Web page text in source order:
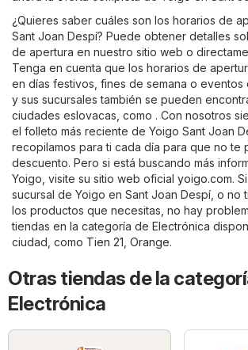
¿Quieres saber cuáles son los horarios de
Sant Joan Despí? Puede obtener detalles
de apertura en nuestro sitio web o
Tenga en cuenta que los horarios de
en días festivos, fines de semana o eventos
y sus sucursales también se pueden
ciudades eslovacas, como . Con nosotros
el folleto más reciente de Yoigo Sant Joan
recopilamos para ti cada día para que no te
descuento. Pero si está buscando más
Yoigo, visite su sitio web oficial yoigo.com.
sucursal de Yoigo en Sant Joan Despí, o no
los productos que necesitas, no hay
tiendas en la categoría de Electrónica
ciudad, como Tien 21 Orange.
Otras tiendas de la
Electrónica